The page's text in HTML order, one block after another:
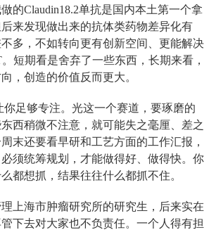
的Claudin18.2单抗是国内本土第一个拿
来发现做出来的抗体类药物差异化有
多，不如转向更有创新空间、更能解决
短期看是舍弃了一些东西，长期来看，
，创造的价值反而更大。
足够专注。光这一个赛道，要琢磨的
西稍微不注意，就可能失之毫厘、差之
末还要看早研和工艺方面的工作汇报，
须统筹规划，才能做得好、做得快。你
都想抓，结果往往什么都抓不住。
上海市肿瘤研究所的研究生，后来实在
下去对大家也不负责任。一个人得有担